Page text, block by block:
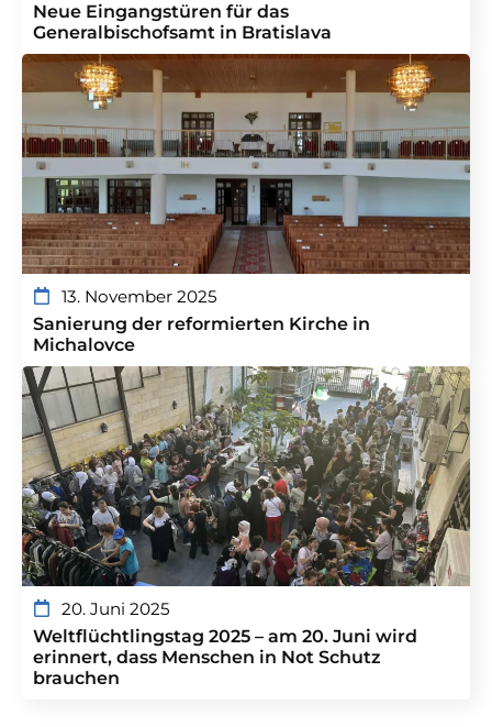
Neue Eingangstüren für das
Generalbischofsamt in Bratislava
13. November 2025
Sanierung der reformierten Kirche in
Michalovce
20. Juni 2025
Weltflüchtlingstag 2025 – am 20. Juni wird
erinnert, dass Menschen in Not Schutz
brauchen